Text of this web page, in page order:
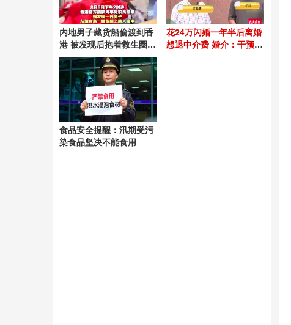
内地男子藏货船偷渡到香
港 被发现后抱着救生圈跳
海获救 涉嫌“非法入境”被
香港警方拘捕
花24万闪婚一年半后离婚
想退中介费 婚介：干预得
食品安全提醒：汛期受污
染食品坚决不能食用